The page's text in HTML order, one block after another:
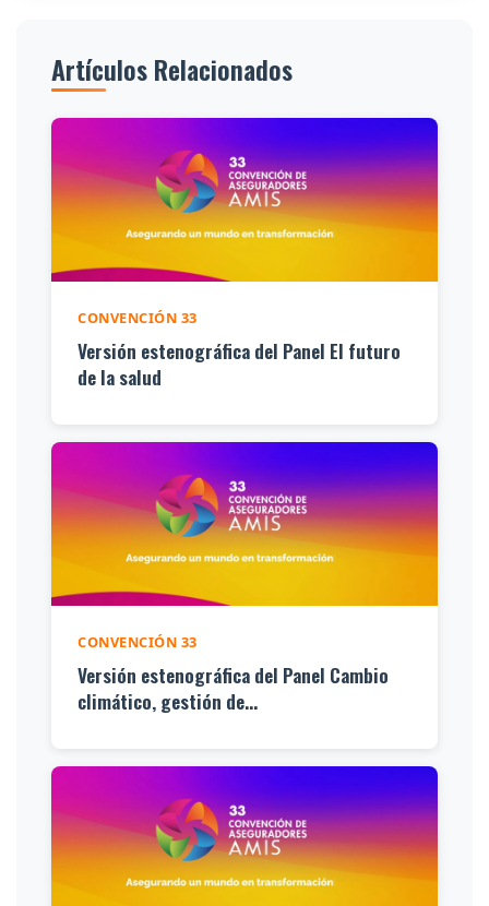
Artículos Relacionados
CONVENCIÓN 33
Versión estenográfica del Panel El futuro
de la salud
CONVENCIÓN 33
Versión estenográfica del Panel Cambio
climático, gestión de...